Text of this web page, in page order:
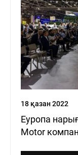
ЖАҢАЛЫҚТАР
18 қазан 2022
Еуропа
Motor